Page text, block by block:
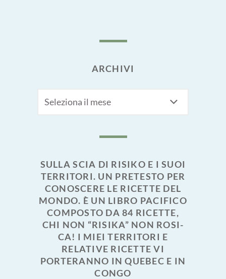
ARCHIVI
SULLA SCIA DI RISIKO E I SUOI
TERRITORI. UN PRETESTO PER
CONOSCERE LE RICETTE DEL
MONDO. È UN LIBRO PACIFICO
COMPOSTO DA 84 RICETTE,
CHI NON “RISIKA” NON ROSI-
CA! I MIEI TERRITORI E
RELATIVE RICETTE VI
PORTERANNO IN QUEBEC E IN
CONGO